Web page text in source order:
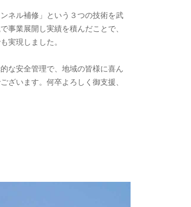
ネル補修」という３つの技術を武
事業展開し実績を積んだことで、
実現しました。
な安全管理で、地域の皆様に喜ん
ざいます。何卒よろしく御支援、